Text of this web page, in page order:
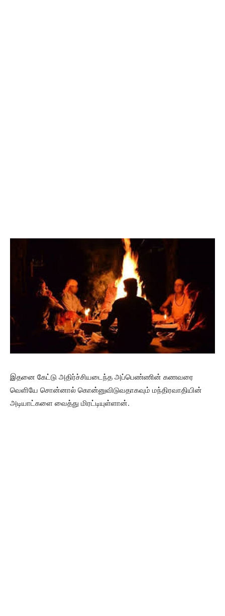
இதனை கேட்டு அதிர்ச்சியடைந்த அப்பெண்ணின் கணவரை
வெளியே சொன்னால் கொன்னுவிடுவதாகவும் மந்திரவாதியின்
அடியாட்களை வைத்து மிரட்டியுள்ளான்.